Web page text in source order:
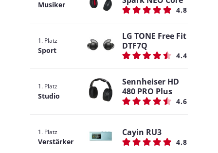
Musiker
4.8
1. Platz
Sport
LG TONE Free Fit
DTF7Q
4.4
1. Platz
Studio
Sennheiser HD
480 PRO Plus
4.6
1. Platz
Verstärker
Cayin RU3
4.8